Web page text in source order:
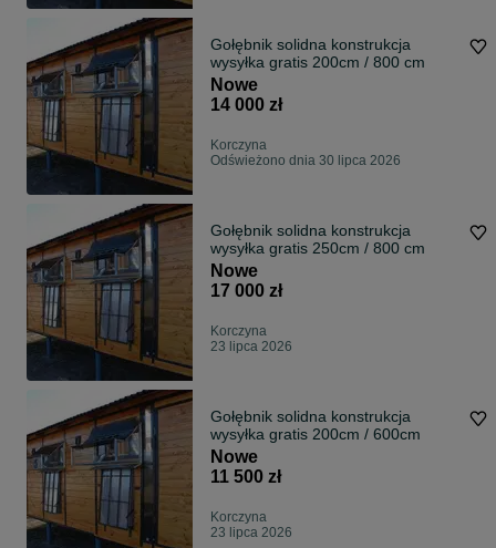
Gołębnik solidna konstrukcja
wysyłka gratis 200cm / 800 cm
Nowe
14 000 zł
Korczyna
Odświeżono dnia 30 lipca 2026
Gołębnik solidna konstrukcja
wysyłka gratis 250cm / 800 cm
Nowe
17 000 zł
Korczyna
23 lipca 2026
Gołębnik solidna konstrukcja
wysyłka gratis 200cm / 600cm
Nowe
11 500 zł
Korczyna
23 lipca 2026